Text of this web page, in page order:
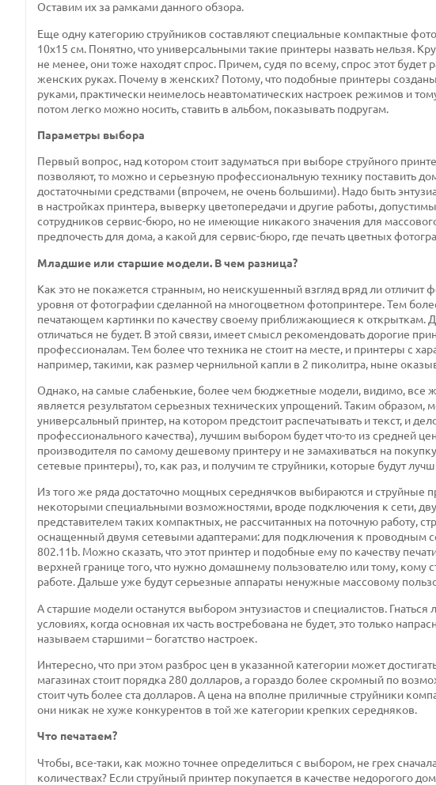
Оставим их за рамками данного обзора.
Еще одну категорию струйников составляют специальные компактные
10х15 см. Понятно, что универсальными такие принтеры назвать нельзя.
не менее, они тоже находят спрос. Причем, судя по всему, спрос этот
женских руках. Почему в женских? Потому, что подобные принтеры
руками, практически неимелось неавтоматических настроек режимов и
потом легко можно носить, ставить в альбом, показывать подругам.
Параметры выбора
Первый вопрос, над котором стоит задуматься при выборе струйного
позволяют, то можно и серьезную профессиональную технику поставить
достаточными средствами (впрочем, не очень большими). Надо быть
в настройках принтера, выверку цветопередачи и другие работы,
сотрудников сервис-бюро, но не имеющие никакого значения для
предпочесть для дома, а какой для сервис-бюро, где печать цветных
Младшие или старшие модели. В чем разница?
Как это не покажется странным, но неискушенный взгляд вряд ли
уровня от фотографии сделанной на многоцветном фотопринтере. Тем
печатающем картинки по качеству своему приближающиеся к открыткам.
отличаться не будет. В этой связи, имеет смысл рекомендовать дорогие
профессионалам. Тем более что техника не стоит на месте, и принтеры с
например, такими, как размер чернильной капли в 2 пиколитра, ныне
Однако, на самые слабенькие, более чем бюджетные модели, видимо, все
является результатом серьезных технических упрощений. Таким
универсальный принтер, на котором предстоит распечатывать и текст, и
профессионального качества), лучшим выбором будет что-то из средней
производителя по самому дешевому принтеру и не замахиваться на
сетевые принтеры), то, как раз, и получим те струйники, которые будут
Из того же ряда достаточно мощных середнячков выбираются и струйные
некоторыми специальными возможностями, вроде подключения к сети,
представителем таких компактных, не рассчитанных на поточную работу,
оснащенный двумя сетевыми адаптерами: для подключения к
802.11b. Можно сказать, что этот принтер и подобные ему по качеству
верхней границе того, что нужно домашнему пользователю или тому, кому
работе. Дальше уже будут серьезные аппараты ненужные массовому
А старшие модели останутся выбором энтузиастов и специалистов.
условиях, когда основная их часть востребована не будет, это только
называем старшими – богатство настроек.
Интересно, что при этом разброс цен в указанной категории может
магазинах стоит порядка 280 долларов, а гораздо более скромный по
стоит чуть более ста долларов. А цена на вполне приличные струйники
они никак не хуже конкурентов в той же категории крепких середняков.
Что печатаем?
Чтобы, все-таки, как можно точнее определиться с выбором, не грех
количествах? Если струйный принтер покупается в качестве недорогого